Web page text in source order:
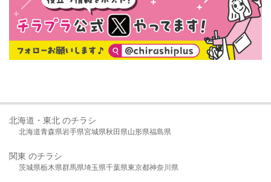
北海道・東北 のチラシ
北海道青森県岩手県宮城県秋田県山形県福島県
関東 のチラシ
茨城県栃木県群馬県埼玉県千葉県東京都神奈川県